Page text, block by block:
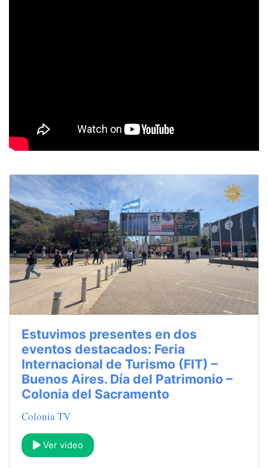
Estuvimos presentes en dos
eventos destacados: Feria
Internacional de Turismo (FIT) –
Buenos Aires. Día del Patrimonio –
Colonia del Sacramento
Colonia TV
Ver video